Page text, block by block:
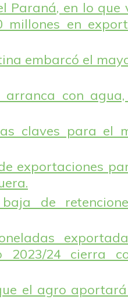
Paraná, en lo
millones en
embarcó el
arranca con
claves para el
exportaciones
de
2023/24 cierra
el agro